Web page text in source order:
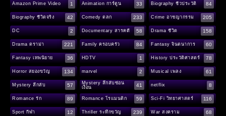
Amazon Prime Video 1 Animation การ์ตูน 33 Biography ชีวประวัติ 84
Biography ชีวิตจริง 42 Comedy ตลก 233 Crime อาชญากรรม 205
DC 2 Documentary สารคดี 58 Drama ชีวิต 158
Drama ดราม่า 221 Family ครอบครัว 84 Fantasy จินตนาการ 60
Fantasy เทพนิยาย 36 HDTV 1 History ประวัติศาสตร์ 78
Horror สยองขวัญ 134 marvel 2 Musical เพลง 61
Mystery ลึกลับ 57
Mystery ลึกลับซ่อน
เงื่อน
41 netflix 8
Romance รัก 89 Romance โรแมนติก 59 Sci-Fi วิทยาศาสตร์ 116
Sport กีฬา 12 Thriller ระทึกขวัญ 239 War สงคราม 68